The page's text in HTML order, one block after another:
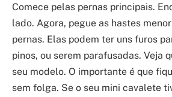
Comece pelas pernas principais.
lado. Agora, pegue as hastes
pernas. Elas podem ter uns furos
pinos, ou serem parafusadas. Veja
seu modelo. O importante é que
sem folga. Se o seu mini cavalete